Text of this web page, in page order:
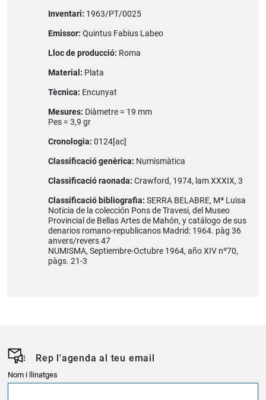
Inventari: 1963/PT/0025
Emissor: Quintus Fabius Labeo
Lloc de producció: Roma
Material: Plata
Tècnica: Encunyat
Mesures: Diàmetre = 19 mm
Pes = 3,9 gr
Cronologia: 0124[ac]
Classificació genèrica: Numismàtica
Classificació raonada: Crawford, 1974, lam XXXIX, 3
Classificació bibliografia: SERRA BELABRE, Mª Luisa
Noticia de la colección Pons de Travesi, del Museo
Provincial de Bellas Artes de Mahón, y catálogo de sus
denarios romano-republicanos Madrid: 1964. pàg 36
anvers/revers 47
NUMISMA, Septiembre-Octubre 1964, año XIV nº70,
pàgs. 21-3
Rep l'agenda al teu email
Nom i llinatges